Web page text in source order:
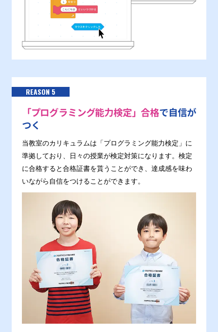
REASON 5
「プログラミング能力検定」合格で自信が
つく
当教室のカリキュラムは「プログラミング能力検定」に
準拠しており、日々の授業が検定対策になります。検定
に合格すると合格証書を貰うことができ、達成感を味わ
いながら自信をつけることができます。